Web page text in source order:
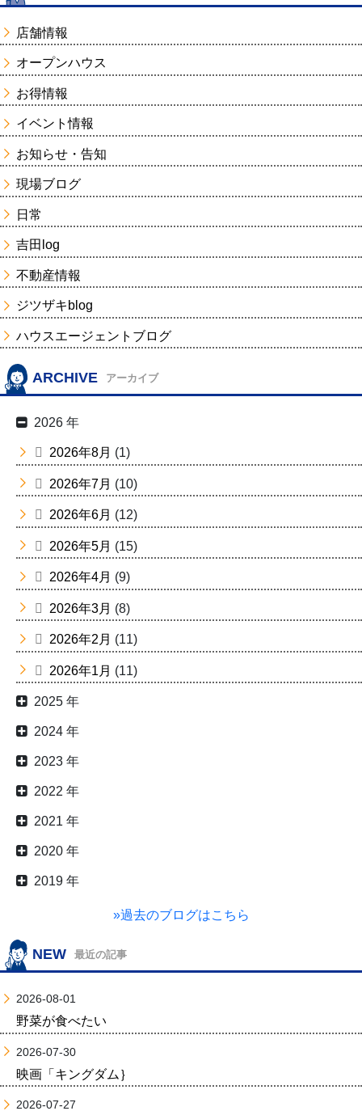
店舗情報
オープンハウス
お得情報
イベント情報
お知らせ・告知
現場ブログ
日常
吉田log
不動産情報
ジツザキblog
ハウスエージェントブログ
ARCHIVE アーカイブ
2026 年
2026年8月 (1)
2026年7月 (10)
2026年6月 (12)
2026年5月 (15)
2026年4月 (9)
2026年3月 (8)
2026年2月 (11)
2026年1月 (11)
2025 年
2024 年
2023 年
2022 年
2021 年
2020 年
2019 年
»過去のブログはこちら
NEW 最近の記事
2026-08-01
野菜が食べたい
2026-07-30
映画「キングダム｝
2026-07-27